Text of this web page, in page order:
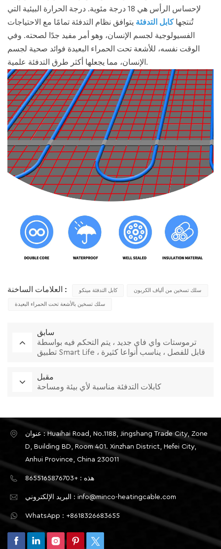
لإحساس الرأس هي 18 درجة مئوية. درجة الحرارة البيئية التي
تُنتجها كابل التدفئة يتوافق نظام التدفئة تمامًا مع الاحتياجات
الفسيولوجية لجسم الإنسان، وهو أمر مفيد جدًا لصحته. وفي
الوقت نفسه، للأشعة تحت الحمراء البعيدة فوائد صحية لجسم
الإنسان، مما يجعلها أكثر طرق التدفئة علمية.
العلامات الساخنة : كابل التدفئة مينكو سلك تسخين من ألياف الكربون
سلك تسخين بالأشعة تحت الحمراء البعيدة
سابق
ترموستات واي فاي جديد ، يتم التحكم فيه بواسطة
تطبيق Smart Life ، قابل للفصل ، يناسب أنواعا كثيرة
مقبل
كابلات التدفئة مناسبة لأي بيئة ومساحة
عنوان : Huaihai Road, No.1188, Jingshang Trade City, Zone
D, Building BD, Room 401. Xinzhan District, Hefei City,
Anhui Province, China 230011
هذه : +8655165876703
البريد الإلكتروني : info@minco-heatingcable.com
WhatsApp : +8618326683655